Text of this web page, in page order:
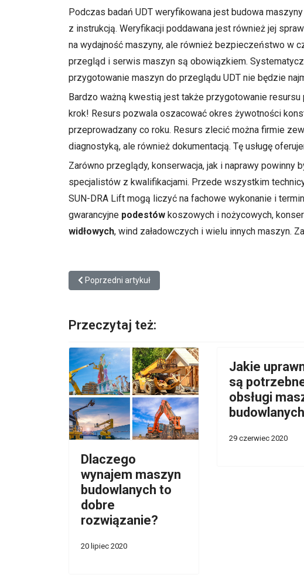
Podczas badań UDT weryfikowana jest budowa
z instrukcją. Weryfikacji poddawana jest również jej
na wydajność maszyny, ale również bezpieczeństwo w
przegląd i serwis maszyn są obowiązkiem.
przygotowanie maszyn do przeglądu UDT nie będzie
Bardzo ważną kwestią jest także przygotowanie
krok! Resurs pozwala oszacować okres żywotności
przeprowadzany co roku. Resurs zlecić można firmie
diagnostyką, ale również dokumentacją. Tę usługę
Zarówno przeglądy, konserwacja, jak i naprawy
specjalistów z kwalifikacjami. Przede wszystkim
SUN-DRA Lift mogą liczyć na fachowe wykonanie i
gwarancyjne podestów koszowych i nożycowych,
widłowych, wind załadowczych i wielu innych maszyn.
Poprzedni artykuł: Kilka słów o badaniach technicznych UDT
Poprzedni artykuł
Przeczytaj też:
Dlaczego
wynajem maszyn
budowlanych to
dobre
rozwiązanie?
20 lipiec 2020
Jakie
są
obsługi
29 czerwiec 2020